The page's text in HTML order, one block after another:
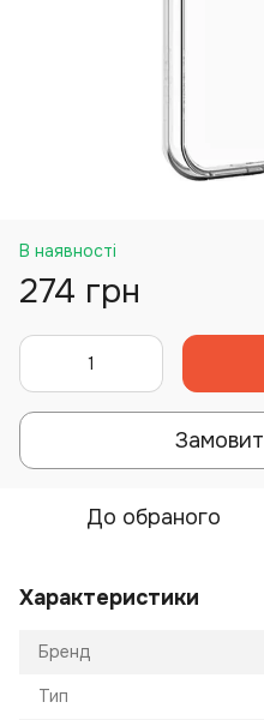
В наявності
274 грн
До обраного
Характеристики
Бренд
Тип